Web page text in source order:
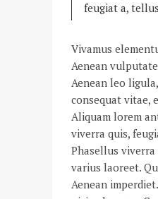
feugiat a,
Vivamus
Aenean
Aenean leo
consequat vitae,
Aliquam lorem
viverra quis,
Phasellus
varius laoreet.
Aenean